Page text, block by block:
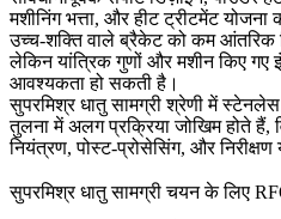
मशीनिंग भत्ता, और हीट ट्रीटमेंट
उच्च-शक्ति वाले ब्रैकेट को कम आंतरिक
लेकिन यांत्रिक गुणों और मशीन किए गए
आवश्यकता हो सकती है।
सुपरमिश्र धातु सामग्री श्रेणीमें स्टेनलेस
तुलना में अलग प्रक्रिया जोखिम होते हैं,
नियंत्रण, पोस्ट-प्रोसेसिंग, और निरीक्षण
सुपरमिश्र धातु सामग्री चयन के लिए